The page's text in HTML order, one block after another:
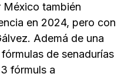
México también
en 2024, pero con
Ademá de una
de senadurías
fórmuls a